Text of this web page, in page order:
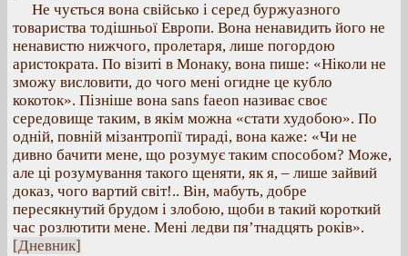
Не чується вона свійсько і серед буржуазного
товариства тодішньої Европи. Вона ненавидить його не
ненавистю нижчого, пролетаря, лише погордою
аристократа. По візиті в Монаку, вона пише: «Ніколи не
зможу висловити, до чого мені огидне це кубло
кокоток». Пізніше вона sans faeon називає своє
середовище таким, в якім можна «стати худобою». По
одній, повній мізантропії тираді, вона каже: «Чи не
дивно бачити мене, що розумує таким способом? Може,
але ці розумування такого щеняти, як я, – лише зайвий
доказ, чого вартий світ!.. Він, мабуть, добре
пересякнутий брудом і злобою, щоби в такий короткий
час розлютити мене. Мені ледви пя’тнадцять років».
[Дневник]